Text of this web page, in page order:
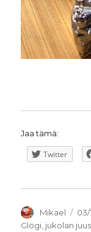
Jaa tämä:
Twitter
Kirjoittaja
Mikael 03/
Glögi jukolan